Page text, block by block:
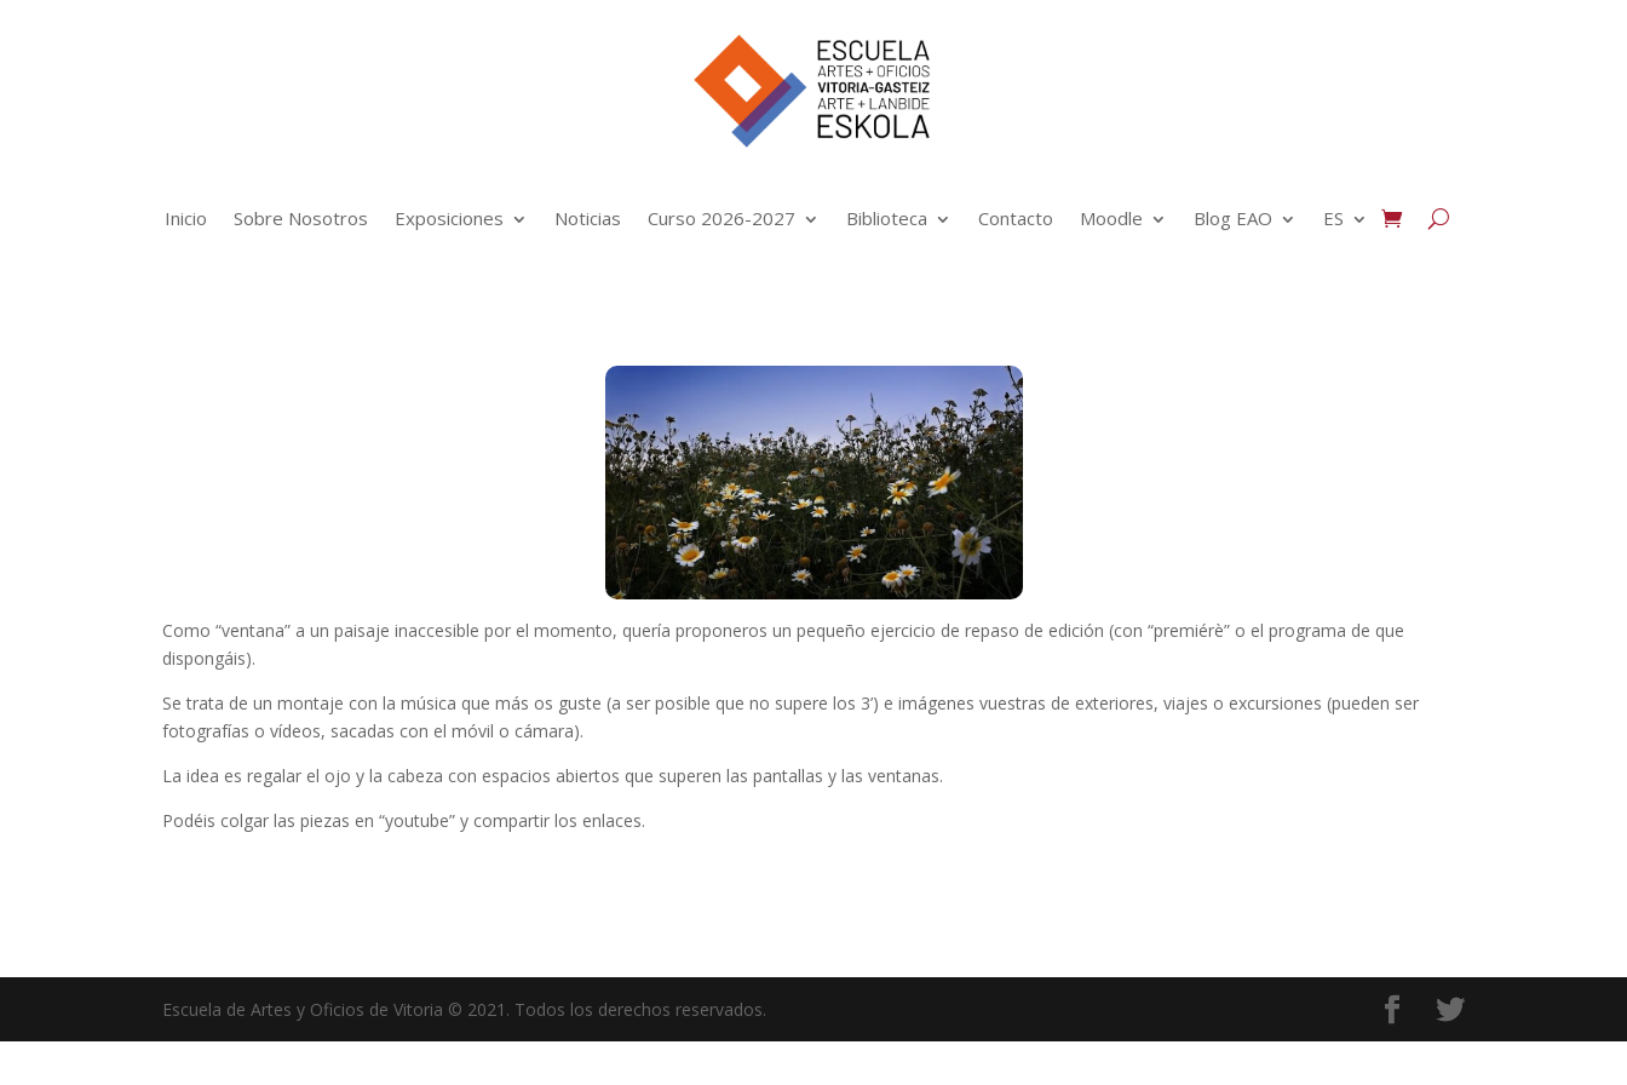
Inicio Sobre Nosotros Exposiciones Noticias Curso 2026-2027 Biblioteca Contacto Moodle Blog EAO ES
Como “ventana” a un paisaje inaccesible por el momento, quería proponeros un pequeño ejercicio de repaso de edición (con “premiérè” o el programa de que
dispongáis).
Se trata de un montaje con la música que más os guste (a ser posible que no supere los 3’) e imágenes vuestras de exteriores, viajes o excursiones (pueden ser
fotografías o vídeos, sacadas con el móvil o cámara).
La idea es regalar el ojo y la cabeza con espacios abiertos que superen las pantallas y las ventanas.
Podéis colgar las piezas en “youtube” y compartir los enlaces.
Escuela de Artes y Oficios de Vitoria © 2021. Todos los derechos reservados.